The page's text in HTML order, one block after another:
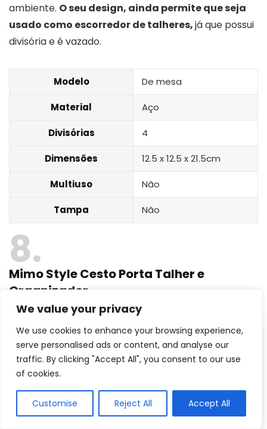
We value your privacy
We use cookies to enhance your browsing experience,
serve personalised ads or content, and analyse our
traffic. By clicking "Accept All", you consent to our use
of cookies.
Customise Reject All Accept All
ambiente. O seu design, ainda permite que seja
usado como escorredor de talheres,já que possui
divisória e é vazado.
Modelo De mesa
Material Aço
Divisórias 4
Dimensões 12.5 x 12.5 x 21.5cm
Multiuso Não
Tampa Não
8
Mimo Style Cesto Porta Talher e
Organizador